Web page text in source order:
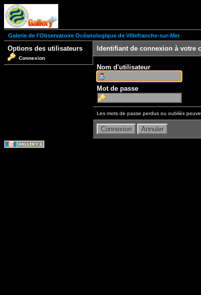
Galerie de l'Observatoire Océanologique de Villefranche-sur-Mer
Options des utilisateurs
Connexion
Identifiant de connexion à votre
Nom d'utilisateur
Mot de passe
Les mots de passe perdus ou oubliés